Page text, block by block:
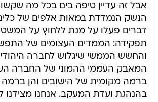
אבל זה עדיין טיפה בים בכל מה
הנשק הנמדדת במאות אלפים של
דברים פעלו על מנת ללחוץ על
תפקידה: הממדים העצומים של
והחשש הממשי שיגלוש לחברה
המאבק העממי ההמוני של החברה
ברמה מקומית של הישובים והן
בהנהגת ועדת המעקב. אנחנו מצידנו